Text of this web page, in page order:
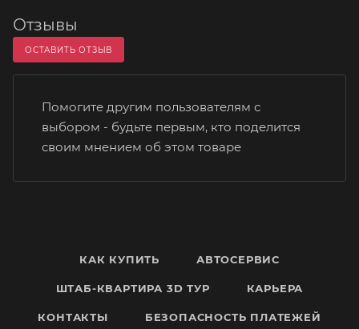
Отзывы
ОСТАВИТЬ ОТЗЫВ
Помогите другим пользователям с
выбором - будьте первым, кто поделится
своим мнением об этом товаре
КАК КУПИТЬ АВТОСЕРВИС
ШТАБ-КВАРТИРА 3D ТУР КАРЬЕРА
КОНТАКТЫ БЕЗОПАСНОСТЬ ПЛАТЕЖЕЙ